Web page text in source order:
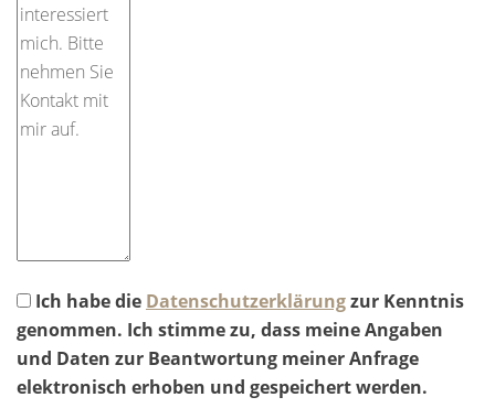
Ich habe die Datenschutzerklärungzur Kenntnis
genommen. Ich stimme zu, dass meine Angaben
und Daten zur Beantwortung meiner Anfrage
elektronisch erhoben und gespeichert werden.